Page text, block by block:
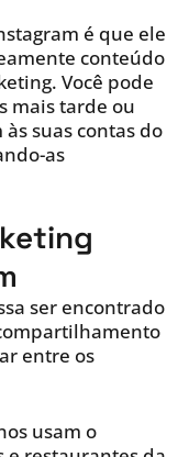
é que ele
conteúdo
Você pode
mais tarde ou
suas contas do
as
ser encontrado
entre os
usam o